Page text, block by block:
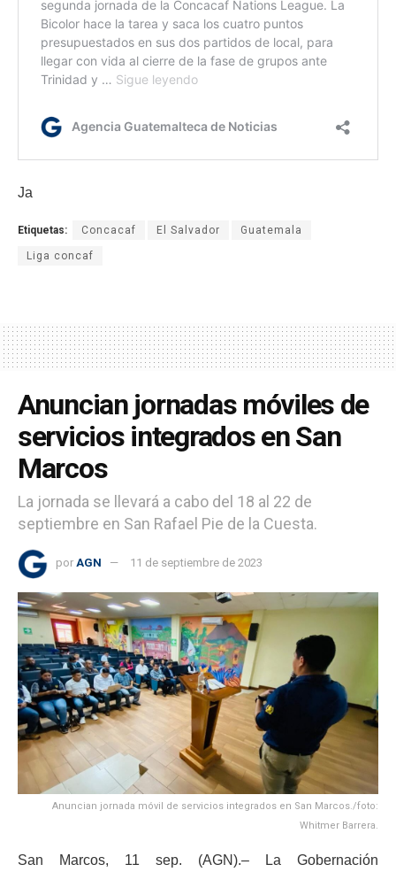
Ja
Etiquetas: Concacaf El Salvador Guatemala
Liga concaf
Anuncian jornadas móviles de
servicios integrados en San
Marcos
La jornada se llevará a cabo del 18 al 22 de
septiembre en San Rafael Pie de la Cuesta.
por AGN 11 de septiembre de 2023
Anuncian jornada móvil de servicios integrados en San Marcos./foto:
Whitmer Barrera.
San Marcos, 11 sep. (AGN).– La Gobernación